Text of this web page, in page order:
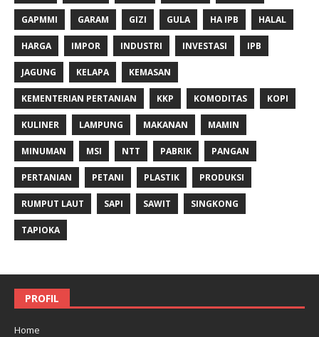
GAPMMI GARAM GIZI GULA HA IPB HALAL
HARGA IMPOR INDUSTRI INVESTASI IPB
JAGUNG KELAPA KEMASAN
KEMENTERIAN PERTANIAN KKP KOMODITAS KOPI
KULINER LAMPUNG MAKANAN MAMIN
MINUMAN MSI NTT PABRIK PANGAN
PERTANIAN PETANI PLASTIK PRODUKSI
RUMPUT LAUT SAPI SAWIT SINGKONG
TAPIOKA
PROFIL
Home